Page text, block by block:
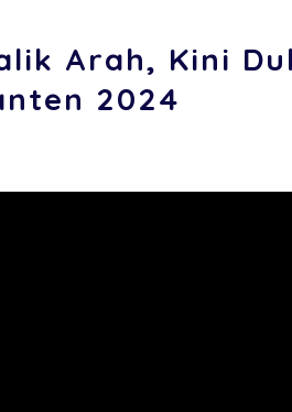
Arah, Kini
2024